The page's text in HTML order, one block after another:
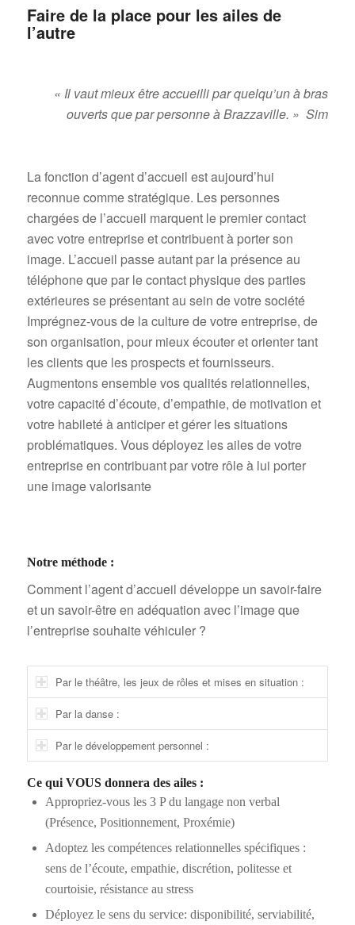
Faire de la place pour les ailes de
l’autre
« Il vaut mieux être accueilli par quelqu’un à bras
ouverts que par personne à Brazzaville. » Sim
La fonction d’agent d’accueil est aujourd’hui
reconnue comme stratégique. Les personnes
chargées de l’accueil marquent le premier contact
avec votre entreprise et contribuent à porter son
image. L’accueil passe autant par la présence au
téléphone que par le contact physique des parties
extérieures se présentant au sein de votre société
Imprégnez-vous de la culture de votre entreprise, de
son organisation, pour mieux écouter et orienter tant
les clients que les prospects et fournisseurs.
Augmentons ensemble vos qualités relationnelles,
votre capacité d’écoute, d’empathie, de motivation et
votre habileté à anticiper et gérer les situations
problématiques. Vous déployez les ailes de votre
entreprise en contribuant par votre rôle à lui porter
une image valorisante
Notre méthode :
Comment l’agent d’accueil développe un savoir-faire
et un savoir-être en adéquation avec l’image que
l’entreprise souhaite véhiculer ?
Par le théâtre, les jeux de rôles et mises en situation :
Par la danse :
Par le développement personnel :
Ce qui VOUS donnera des ailes :
Appropriez-vous les 3 P du langage non verbal
(Présence, Positionnement, Proxémie)
Adoptez les compétences relationnelles spécifiques :
sens de l’écoute, empathie, discrétion, politesse et
courtoisie, résistance au stress
Déployez le sens du service: disponibilité, serviabilité,